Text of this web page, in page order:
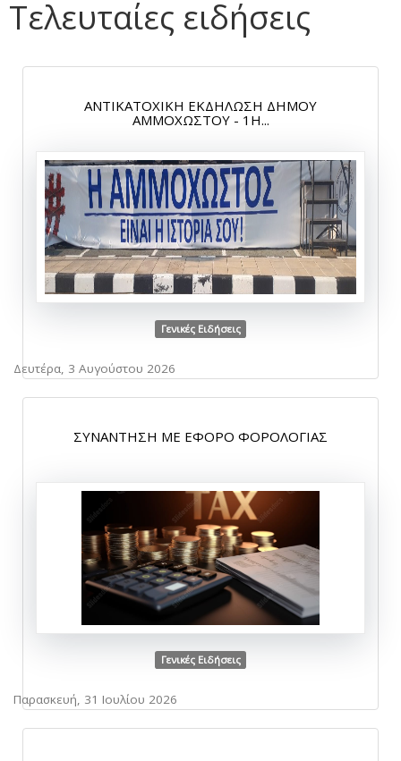
Τελευταίες ειδήσεις
ΑΝΤΙΚΑΤΟΧΙΚΗ ΕΚΔΗΛΩΣΗ ΔΗΜΟΥ
ΑΜΜΟΧΩΣΤΟΥ - 1Η...
Γενικές Ειδήσεις
Δευτέρα, 3 Αυγούστου 2026
ΣΥΝΑΝΤΗΣΗ ΜΕ ΕΦΟΡΟ ΦΟΡΟΛΟΓΙΑΣ
Γενικές Ειδήσεις
Παρασκευή, 31 Ιουλίου 2026